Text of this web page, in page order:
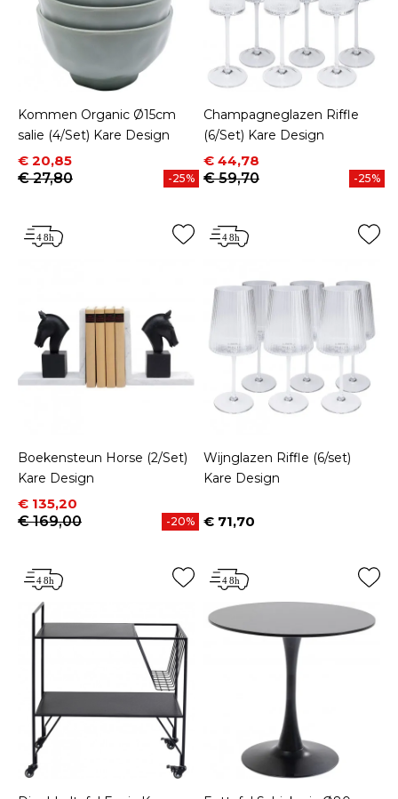
Kommen Organic Ø15cm
salie (4/Set) Kare Design
Prijs
€ 20,85
Normale prijs
€ 27,80
-25%
Champagneglazen Riffle
(6/Set) Kare Design
Prijs
€ 44,78
Normale prijs
€ 59,70
-25%
Boekensteun Horse (2/Set)
Kare Design
Prijs
€ 135,20
Normale prijs
€ 169,00
-20%
Wijnglazen Riffle (6/set)
Kare Design
Prijs
€ 71,70